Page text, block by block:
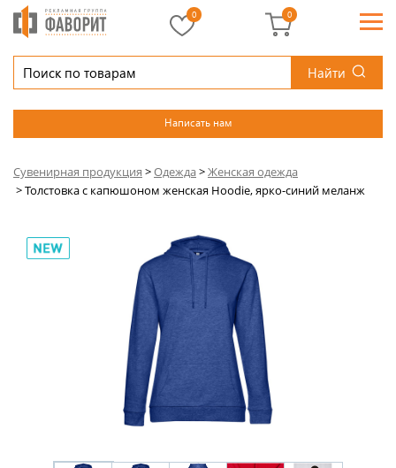
Найти
Написать нам
0 0
Сувенирная продукция >Одежда>Женская одежда
>Толстовка с капюшоном женская Hoodie, ярко-синий меланж